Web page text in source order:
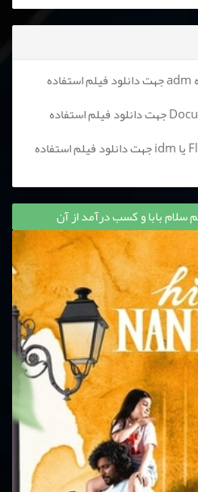
در گوشی های اندروید از برنامه adm جهت دانلود فیلم استفاده
در گوشی ios از برنامه Documents جهت دانلود فیلم استفاده
در کامپیوتر از برنامه Flash Get یا idm جهت دانلود فیلم استفاده
بابا و کسب درآمد از آن